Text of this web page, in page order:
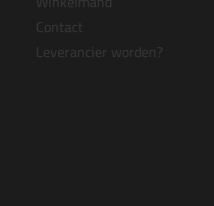
Contact
Leverancier worden?